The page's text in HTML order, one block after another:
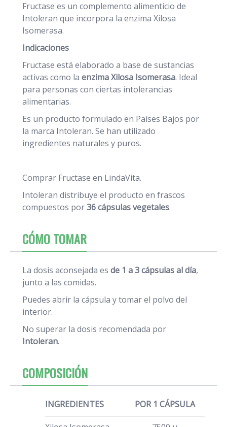
Fructase es un complemento alimenticio de
Intoleran que incorpora la enzima Xilosa
Isomerasa.
Indicaciones
Fructase está elaborado a base de sustancias
activas como la enzima Xilosa Isomerasa. Ideal
para personas con ciertas intolerancias
alimentarias.
Es un producto formulado en Países Bajos por
la marca Intoleran. Se han utilizado
ingredientes naturales y puros.
Comprar Fructase en LindaVita.
Intoleran distribuye el producto en frascos
compuestos por36 cápsulas vegetales.
CÓMO TOMAR
La dosis aconsejada es de 1 a 3 cápsulas al día,
junto a las comidas.
Puedes abrir la cápsula y tomar el polvo del
interior.
No superar la dosis recomendada por
Intoleran.
COMPOSICIÓN
INGREDIENTES POR 1 CÁPSULA